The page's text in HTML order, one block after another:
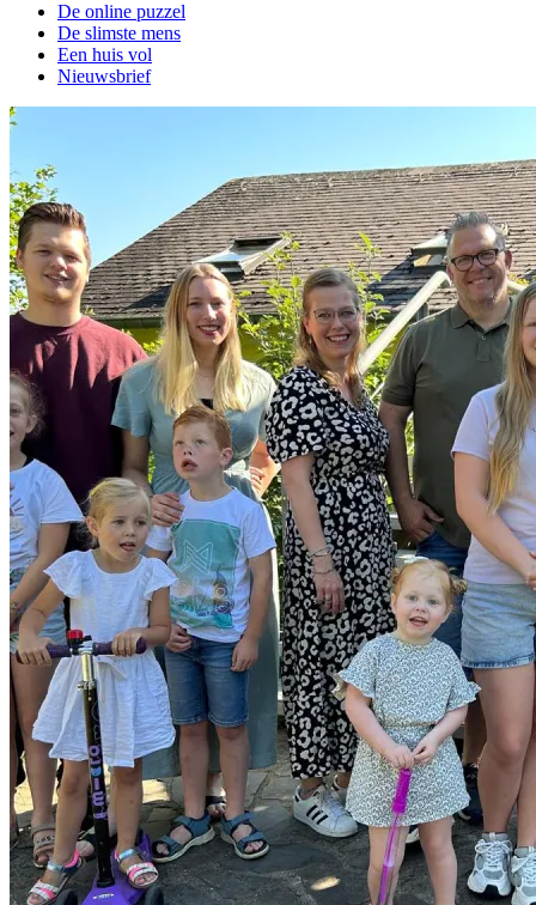
De online puzzel
De slimste mens
Een huis vol
Nieuwsbrief